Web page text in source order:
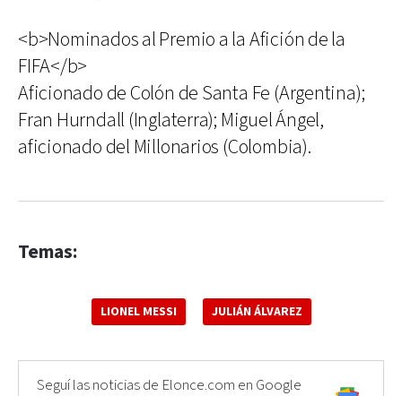
<b>Nominados al Premio a la Afición de la
FIFA</b>
Aficionado de Colón de Santa Fe (Argentina);
Fran Hurndall (Inglaterra); Miguel Ángel,
aficionado del Millonarios (Colombia).
Temas:
LIONEL MESSI JULIÁN ÁLVAREZ
Seguí las noticias de Elonce.com en Google